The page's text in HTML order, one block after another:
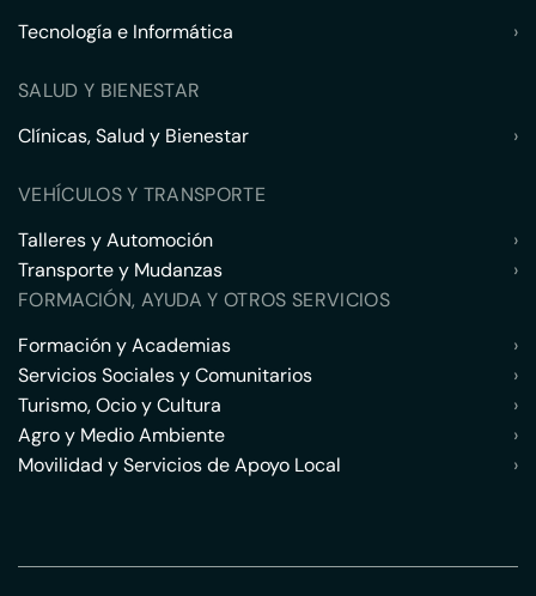
Tecnología e Informática
›
SALUD Y BIENESTAR
Clínicas, Salud y Bienestar
›
VEHÍCULOS Y TRANSPORTE
Talleres y Automoción
›
Transporte y Mudanzas
›
FORMACIÓN, AYUDA Y OTROS SERVICIOS
Formación y Academias
›
Servicios Sociales y Comunitarios
›
Turismo, Ocio y Cultura
›
Agro y Medio Ambiente
›
Movilidad y Servicios de Apoyo Local
›